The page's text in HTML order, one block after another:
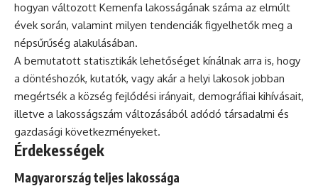
hogyan változott Kemenfa lakosságának száma az elmúlt
évek során, valamint milyen tendenciák figyelhetők meg a
népsűrűség alakulásában.
A bemutatott statisztikák lehetőséget kínálnak arra is, hogy
a döntéshozók, kutatók, vagy akár a helyi lakosok jobban
megértsék a község fejlődési irányait, demográfiai kihívásait,
illetve a lakosságszám változásából adódó társadalmi és
gazdasági következményeket.
Érdekességek
Magyarország teljes lakossága